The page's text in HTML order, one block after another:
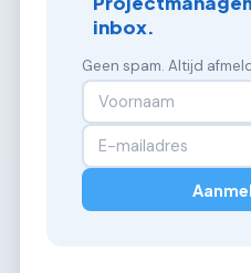
inbox.
Geen spam. Altijd